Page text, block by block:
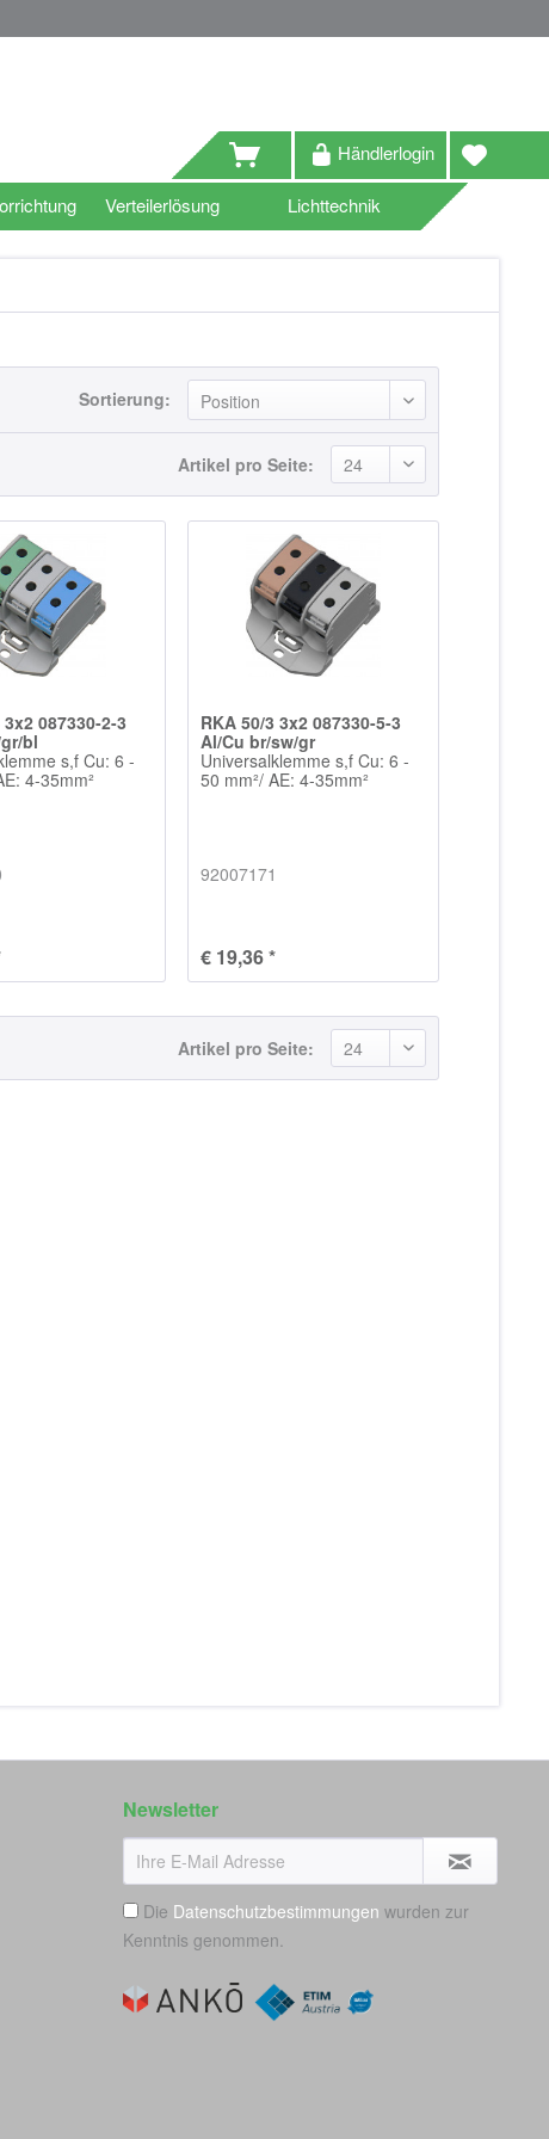
Händlerlogin
Verteilerlösung Lichttechnik
Sortierung:
Artikel pro Seite:
087330-2-3
bl
s,f Cu: 6 -
4-35mm²
RKA 50/3 3x2 087330-5-3
Al/Cu br/sw/gr
Universalklemme s,f Cu: 6 -
50 mm²/ AE: 4-35mm²
92007171
€ 19,36 *
Artikel pro Seite:
Newsletter
Die Datenschutzbestimmungen wurden zur
Kenntnis genommen.